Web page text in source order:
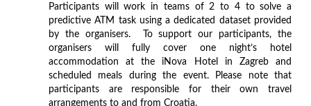
Participants will work in teams of 2 to 4 to solve a
predictive ATM task using a dedicated dataset provided
by the organisers. To support our participants, the
organisers will fully cover one night’s hotel
accommodation at the iNova Hotel in Zagreb and
scheduled meals during the event. Please note that
participants are responsible for their own travel
arrangements to and from Croatia.